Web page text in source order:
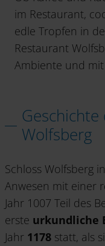
im Restaurant,
edle Tropfen in
Restaurant
Ambiente und mit
Geschichte
Wolfsberg
Schloss Wolfsberg
Anwesen mit einer
Jahr 1007 Teil des
erste urkundliche
Jahr 1178 statt, als